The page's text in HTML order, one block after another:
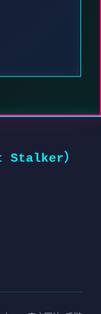
Stalker）